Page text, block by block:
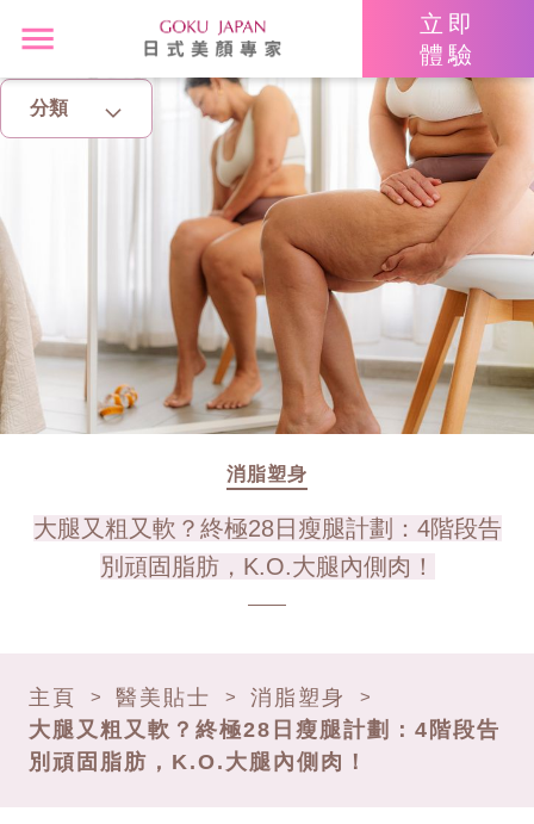
立即
體驗
分類
美白去斑
增肌減脂
消脂塑身
大腿又粗又軟？終極28日瘦腿計劃：4階段告
別頑固脂肪，K.O.大腿內側肉！
主頁 > 醫美貼士 > 消脂塑身 >
大腿又粗又軟？終極28日瘦腿計劃：4階段告
別頑固脂肪，K.O.大腿內側肉！